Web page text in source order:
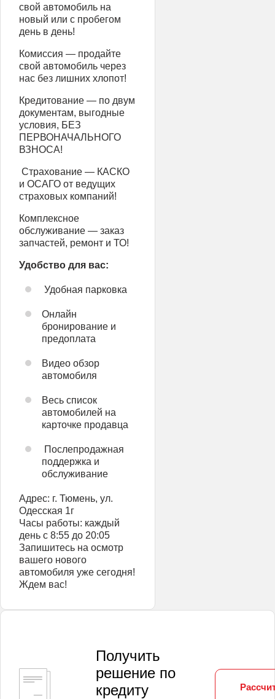
свой автомобиль на
новый или с пробегом
день в день!
Комиссия — продайте
свой автомобиль через
нас без лишних хлопот!
Кредитование — по двум
документам, выгодные
условия, БЕЗ
ПЕРВОНАЧАЛЬНОГО
ВЗНОСА!
️ Страхование — КАСКО
и ОСАГО от ведущих
страховых компаний!
Комплексное
обслуживание — заказ
запчастей, ремонт и ТО!
Удобство для вас:
️ Удобная парковка
Онлайн
бронирование и
предоплата
Видео обзор
автомобиля
Весь список
автомобилей на
карточке продавца
️ Послепродажная
поддержка и
обслуживание
Адрес: г. Тюмень, ул.
Одесская 1г
Часы работы: каждый
день с 8:55 до 20:05
Запишитесь на осмотр
вашего нового
автомобиля уже сегодня!
Ждем вас!
Получить
решение по
кредиту